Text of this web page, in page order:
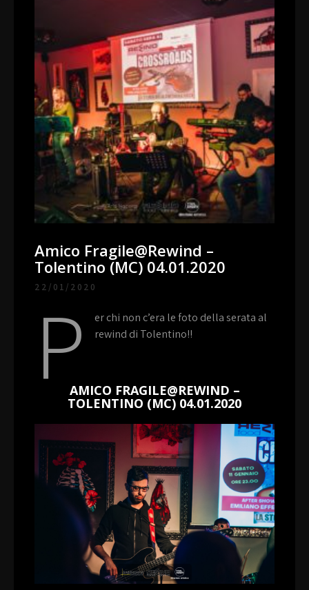
Amico Fragile@Rewind –
Tolentino (MC) 04.01.2020
22/01/2020
P
er chi non c’era le foto della serata al
rewind di Tolentino!!
AMICO FRAGILE@REWIND –
TOLENTINO (MC) 04.01.2020